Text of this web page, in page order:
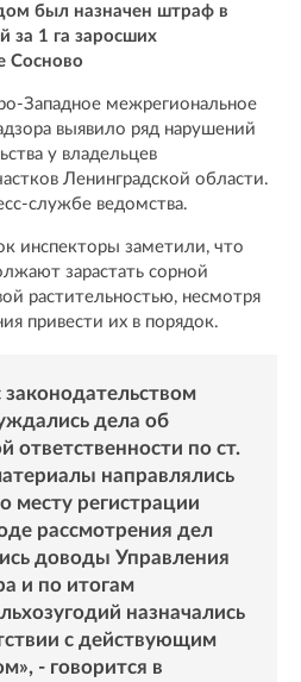
был назначен штраф в
за 1 га заросших
Сосново
Западное межрегиональное
выявило ряд нарушений
у владельцев
Ленинградской области.
службе ведомства.
инспекторы заметили, что
зарастать сорной
растительностью, несмотря
привести их в порядок.
законодательством
дела об
ответственности по ст.
направлялись
месту регистрации
рассмотрения дел
доводы Управления
и по итогам
назначались
с действующим
- говорится в